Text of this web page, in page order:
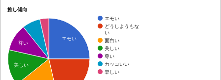
推し傾向
エモい
どうしようもな
い
面白い
美しい
尊い
カッコいい
楽しい
エモい
尊い
美しい